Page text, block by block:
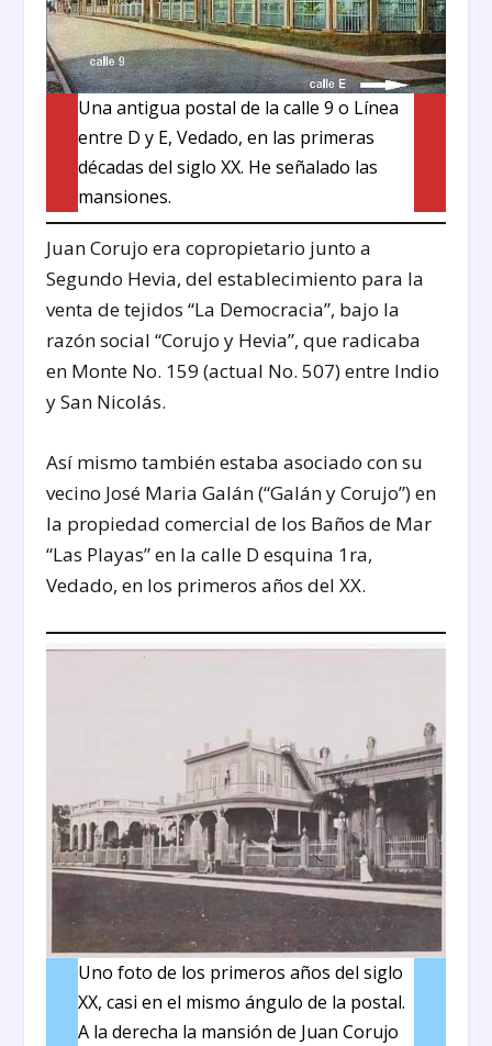
Una antigua postal de la calle 9 o Línea
entre D y E, Vedado, en las primeras
décadas del siglo XX. He señalado las
mansiones.
Juan Corujo era copropietario junto a
Segundo Hevia, del establecimiento para la
venta de tejidos “La Democracia”, bajo la
razón social “Corujo y Hevia”, que radicaba
en Monte No. 159 (actual No. 507) entre Indio
y San Nicolás.
Así mismo también estaba asociado con su
vecino José Maria Galán (“Galán y Corujo”) en
la propiedad comercial de los Baños de Mar
“Las Playas” en la calle D esquina 1ra,
Vedado, en los primeros años del XX.
Uno foto de los primeros años del siglo
XX, casi en el mismo ángulo de la postal.
A la derecha la mansión de Juan Corujo